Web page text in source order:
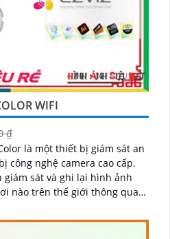
WIFI
₫
là một thiết bị giám sát an
công nghệ camera cao cấp.
giám sát và ghi lại hình ảnh
nào trên thế giới thông qua